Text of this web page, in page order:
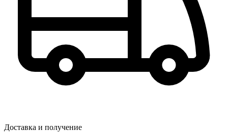
Доставка и получение